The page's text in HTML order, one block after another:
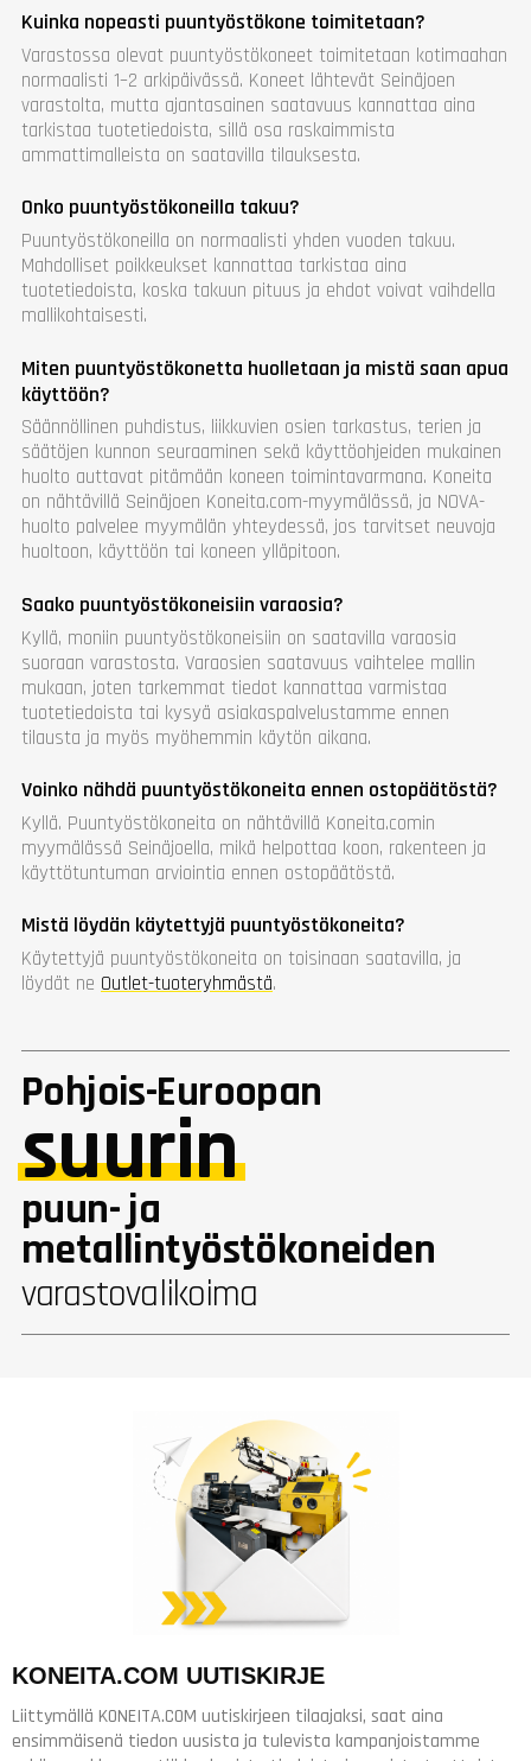
Kuinka nopeasti puuntyöstökone toimitetaan?
Varastossa olevat puuntyöstökoneet toimitetaan kotimaahan
normaalisti 1–2 arkipäivässä. Koneet lähtevät Seinäjoen
varastolta, mutta ajantasainen saatavuus kannattaa aina
tarkistaa tuotetiedoista, sillä osa raskaimmista
ammattimalleista on saatavilla tilauksesta.
Onko puuntyöstökoneilla takuu?
Puuntyöstökoneilla on normaalisti yhden vuoden takuu.
Mahdolliset poikkeukset kannattaa tarkistaa aina
tuotetiedoista, koska takuun pituus ja ehdot voivat vaihdella
mallikohtaisesti.
Miten puuntyöstökonetta huolletaan ja mistä saan apua
käyttöön?
Säännöllinen puhdistus, liikkuvien osien tarkastus, terien ja
säätöjen kunnon seuraaminen sekä käyttöohjeiden mukainen
huolto auttavat pitämään koneen toimintavarmana. Koneita
on nähtävillä Seinäjoen Koneita.com-myymälässä, ja NOVA-
huolto palvelee myymälän yhteydessä, jos tarvitset neuvoja
huoltoon, käyttöön tai koneen ylläpitoon.
Saako puuntyöstökoneisiin varaosia?
Kyllä, moniin puuntyöstökoneisiin on saatavilla varaosia
suoraan varastosta. Varaosien saatavuus vaihtelee mallin
mukaan, joten tarkemmat tiedot kannattaa varmistaa
tuotetiedoista tai kysyä asiakaspalvelustamme ennen
tilausta ja myös myöhemmin käytön aikana.
Voinko nähdä puuntyöstökoneita ennen ostopäätöstä?
Kyllä. Puuntyöstökoneita on nähtävillä Koneita.comin
myymälässä Seinäjoella, mikä helpottaa koon, rakenteen ja
käyttötuntuman arviointia ennen ostopäätöstä.
Mistä löydän käytettyjä puuntyöstökoneita?
Käytettyjä puuntyöstökoneita on toisinaan saatavilla, ja
löydät ne Outlet-tuoteryhmästä.
Pohjois-Euroopan
suurin
puun- ja
metallintyöstökoneiden
varastovalikoima
KONEITA.COM UUTISKIRJE
Liittymällä KONEITA.COM uutiskirjeen tilaajaksi, saat aina
ensimmäisenä tiedon uusista ja tulevista kampanjoistamme